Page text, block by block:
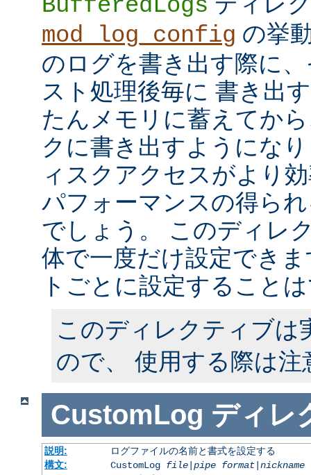
BufferedLogs
mod_log_config の挙
のログを書き出す際に
スト処理後毎に 書き出
たんメモリに蓄えてか
クに書き出すようにな
ィスクアクセスがより
パフォーマンスの得ら
でしょう。 このディレ
体で一度だけ設定でき
トごとに設定すること
このディレクティブは
ので、 使用する際は
CustomLog ディレ
説明:
ログファイルの名前と書式を設定する
構文:
CustomLog file|pipe format|nickname